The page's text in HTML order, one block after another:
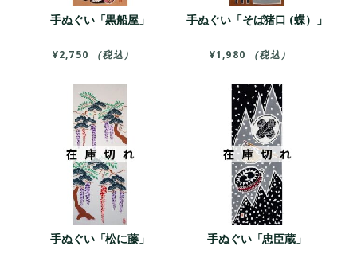
手ぬぐい「黒船屋」
¥2,750 （税込）
手ぬぐい「そば猪口 (蝶）」
¥1,980 （税込）
手ぬぐい「松に藤」 手ぬぐい「忠臣蔵」